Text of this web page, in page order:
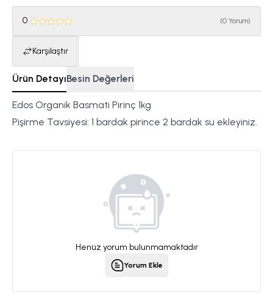
0 (0 Yorum)
Karşılaştır
Ürün DetayıBesin Değerleri
Edos Organik Basmati Pirinç 1kg
Pişirme Tavsiyesi: 1 bardak pirince 2 bardak su ekleyiniz.
Henüz yorum bulunmamaktadır
Yorum Ekle